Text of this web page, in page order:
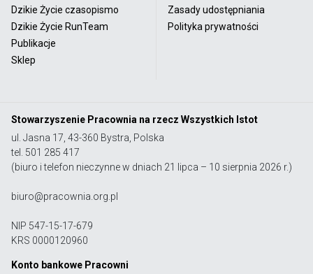
Dzikie Życie czasopismo
Dzikie Życie RunTeam
Publikacje
Sklep
Zasady udostępniania
Polityka prywatności
Stowarzyszenie Pracownia na rzecz Wszystkich Istot
ul. Jasna 17, 43-360 Bystra, Polska
tel. 501 285 417
(biuro i telefon nieczynne w dniach 21 lipca – 10 sierpnia 2026 r.)
biuro@pracownia.org.pl
NIP 547-15-17-679
KRS 0000120960
Konto bankowe Pracowni